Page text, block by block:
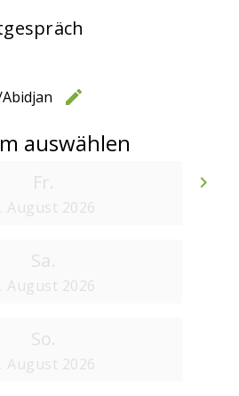
edit
auswählen
keyboard_arrow_right
Fr.
August 2026
Sa.
August 2026
So.
August 2026